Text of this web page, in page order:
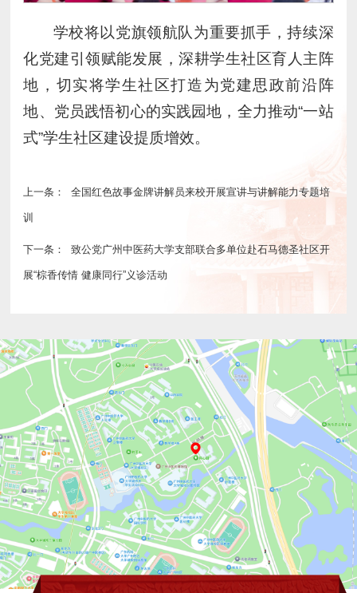
学校将以党旗领航队为重要抓手，持续深
化党建引领赋能发展，深耕学生社区育人主阵
地，切实将学生社区打造为党建思政前沿阵
地、党员践悟初心的实践园地，全力推动“一站
式”学生社区建设提质增效。
上一条： 全国红色故事金牌讲解员来校开展宣讲与讲解能力专题培
训
下一条： 致公党广州中医药大学支部联合多单位赴石马德圣社区开
展“棕香传情 健康同行”义诊活动